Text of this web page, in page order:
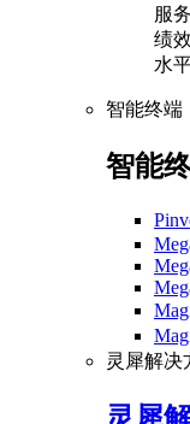
服
绩
水平
智能终端
智能
灵犀解决